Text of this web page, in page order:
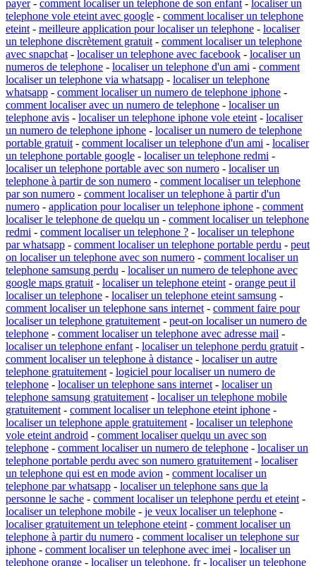
payer- comment localiser un telephone de son enfant - localiser un
telephone vole eteint avec google - comment localiser un telephone
eteint - meilleure application pour localiser un telephone - localiser
un telephone discrètement gratuit - comment localiser un telephone
avec snapchat - localiser un telephone avec facebook - localiser un
numeros de telephone - localiser un telephone d'un ami - comment
localiser un telephone via whatsapp - localiser un telephone
whatsapp - comment localiser un numero de telephone iphone -
comment localiser avec un numero de telephone - localiser un
telephone avis - localiser un telephone iphone vole eteint - localiser
un numero de telephone iphone - localiser un numero de telephone
portable gratuit - comment localiser un telephone d'un ami - localiser
un telephone portable google - localiser un telephone redmi -
localiser un telephone portable avec son numero - localiser un
telephone à partir de son numero - comment localiser un telephone
par son numero - comment localiser un telephone à partir d'un
numero - application pour localiser un telephone iphone - comment
localiser le telephone de quelqu un - comment localiser un telephone
redmi - comment localiser un telephone ? - localiser un telephone
par whatsapp - comment localiser un telephone portable perdu - peut
on localiser un telephone avec son numero - comment localiser un
telephone samsung perdu - localiser un numero de telephone avec
google maps gratuit - localiser un telephone eteint - orange peut il
localiser un telephone - localiser un telephone eteint samsung -
comment localiser un telephone sans internet - comment faire pour
localiser un telephone gratuitement - peut-on localiser un numero de
telephone - comment localiser un telephone avec adresse mail -
localiser un telephone enfant - localiser un telephone perdu gratuit -
comment localiser un telephone à distance - localiser un autre
telephone gratuitement - logiciel pour localiser un numero de
telephone - localiser un telephone sans internet - localiser un
telephone samsung gratuitement - localiser un telephone mobile
gratuitement - comment localiser un telephone eteint iphone -
localiser un telephone apple gratuitement - localiser un telephone
vole eteint android - comment localiser quelqu un avec son
telephone - comment localiser un numero de telephone - localiser un
telephone portable perdu avec son numero gratuitement - localiser
un telephone qui est en mode avion - comment localiser un
telephone par whatsapp - localiser un telephone sans que la
personne le sache - comment localiser un telephone perdu et eteint -
localiser un telephone mobile - je veux localiser un telephone -
localiser gratuitement un telephone eteint - comment localiser un
telephone à partir du numero - comment localiser un telephone sur
iphone - comment localiser un telephone avec imei - localiser un
telephone orange - localiser un telephone. fr- localiser un telephone